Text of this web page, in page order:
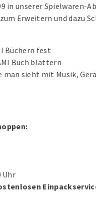
in unserer Spielwaren-
Erweitern und dazu
Büchern fest
Buch blättern
sieht mit Musik,
Uhr